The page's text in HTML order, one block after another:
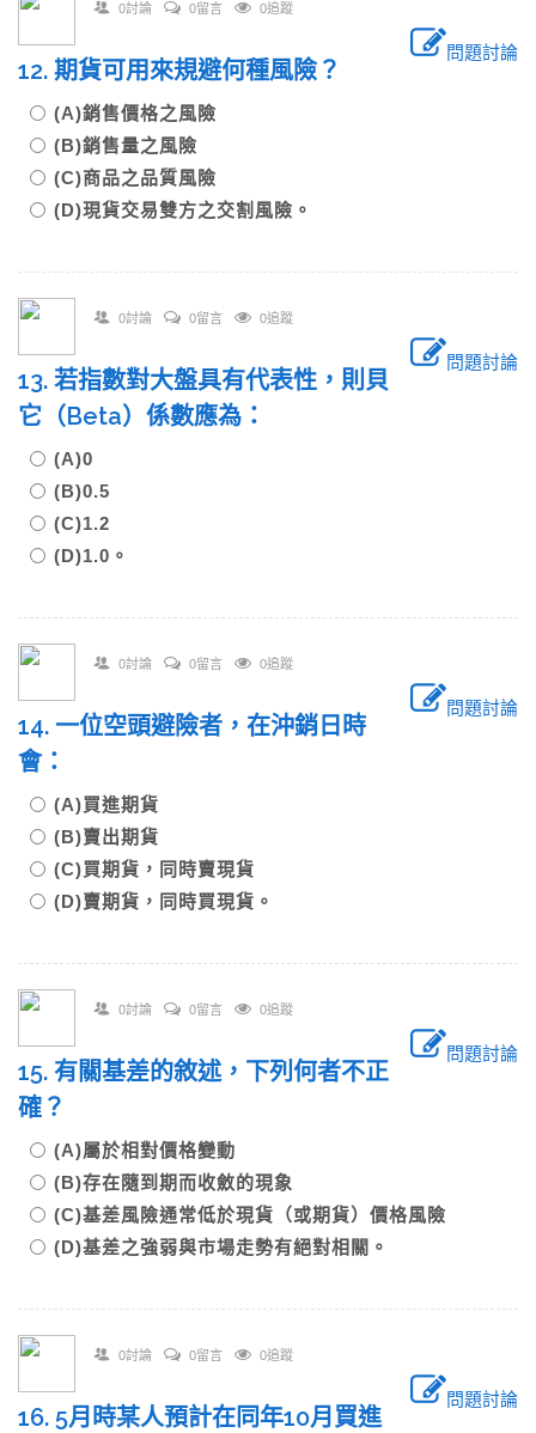
0討論 0留言 0追蹤
問題討論
12. 期貨可用來規避何種風險？
(A)銷售價格之風險
(B)銷售量之風險
(C)商品之品質風險
(D)現貨交易雙方之交割風險。
0討論 0留言 0追蹤
問題討論
13. 若指數對大盤具有代表性，則貝
它（Beta）係數應為：
(A)0
(B)0.5
(C)1.2
(D)1.0。
0討論 0留言 0追蹤
問題討論
14. 一位空頭避險者，在沖銷日時
會：
(A)買進期貨
(B)賣出期貨
(C)買期貨，同時賣現貨
(D)賣期貨，同時買現貨。
0討論 0留言 0追蹤
問題討論
15. 有關基差的敘述，下列何者不正
確？
(A)屬於相對價格變動
(B)存在隨到期而收斂的現象
(C)基差風險通常低於現貨（或期貨）價格風險
(D)基差之強弱與市場走勢有絕對相關。
0討論 0留言 0追蹤
問題討論
16. 5月時某人預計在同年10月買進